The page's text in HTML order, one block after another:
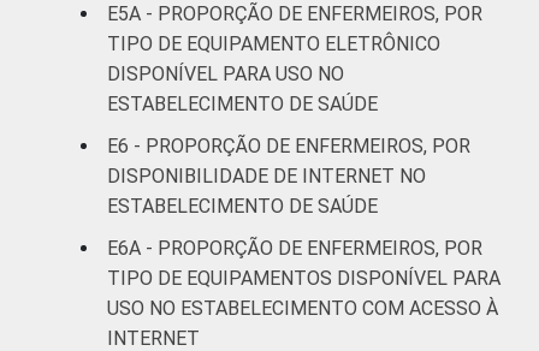
apesar de ela estar disponível.
3"Não está disponível" refere-se aos
profissionais que declararam não haver
disponibilidade da funcionalidade, que
declararam não saber se a funcionalidade
está disponível ou que não responderam à
pergunta sobre a disponibilidade.
E5A - PROPORÇÃO DE ENFERMEIROS, POR
TIPO DE EQUIPAMENTO ELETRÔNICO
DISPONÍVEL PARA USO NO
ESTABELECIMENTO DE SAÚDE
E6 - PROPORÇÃO DE ENFERMEIROS, POR
DISPONIBILIDADE DE INTERNET NO
ESTABELECIMENTO DE SAÚDE
E6A - PROPORÇÃO DE ENFERMEIROS, POR
TIPO DE EQUIPAMENTOS DISPONÍVEL PARA
USO NO ESTABELECIMENTO COM ACESSO À
INTERNET